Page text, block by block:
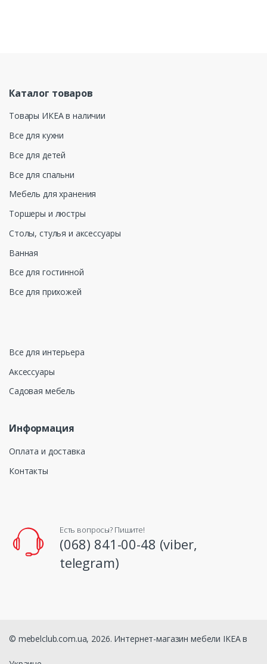
Каталог товаров
Товары ИКЕА в наличии
Все для кухни
Все для детей
Все для спальни
Мебель для хранения
Торшеры и люстры
Столы, стулья и аксессуары
Ванная
Все для гостинной
Все для прихожей
Все для интерьера
Аксессуары
Садовая мебель
Информация
Оплата и доставка
Контакты
Есть вопросы? Пишите!
(068) 841-00-48 (viber,
telegram)
© mebelclub.com.ua, 2026. Интернет-магазин мебели IKEA в